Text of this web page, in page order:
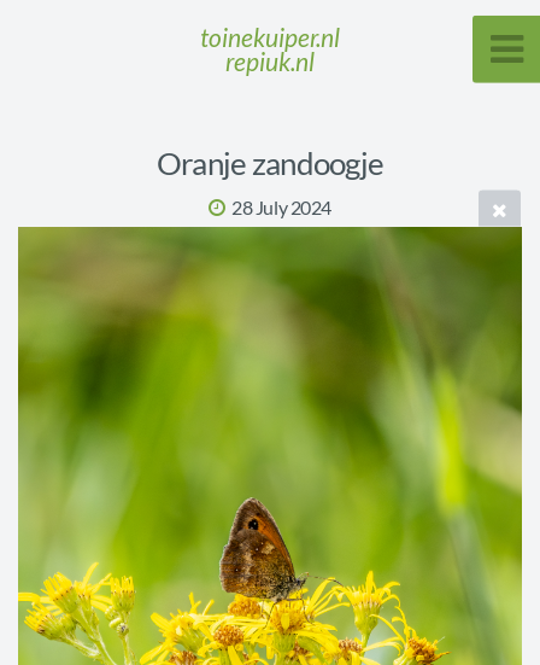
toinekuiper.nl
repiuk.nl
Oranje zandoogje
28 July 2024